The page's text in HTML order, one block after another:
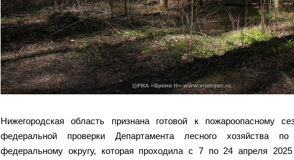
Нижегородская область признана готовой к пожароопасному
федеральной проверки Департамента лесного хозяйства по
федеральному округу, которая проходила с 7 по 24 апреля